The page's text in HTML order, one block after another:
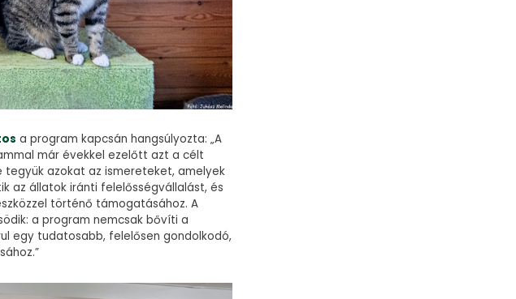
a program kapcsán hangsúlyozta: „A
már évekkel ezelőtt azt a célt
azokat az ismereteket, amelyek
az állatok iránti felelősségvállalást, és
történő támogatásához. A
a program nemcsak bővíti a
egy tudatosabb, felelősen gondolkodó,